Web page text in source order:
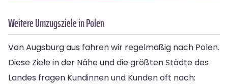
Weitere Umzugsziele in Polen
Von Augsburg aus fahren wir regelmäßig nach Polen.
Diese Ziele in der Nähe und die größten Städte des
Landes fragen Kundinnen und Kunden oft nach: